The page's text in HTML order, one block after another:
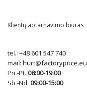
Klientų aptarnavimo biuras
tel.: +48 601 547 740
mail: hurt@factoryprice.eu
Pn.-Pt. 08:00-19:00
Sb.-Nd. 09:00-15:00